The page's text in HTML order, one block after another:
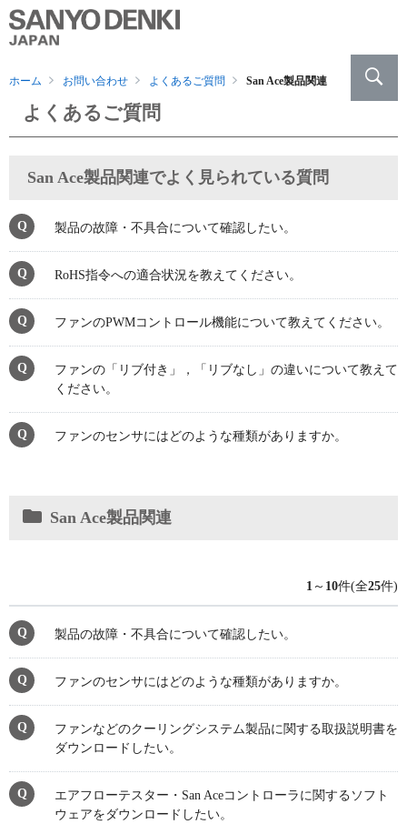
ホーム お問い合わせ よくあるご質問 San Ace製品関連
よくあるご質問
San Ace製品関連でよく見られている質問
製品の故障・不具合について確認したい。
RoHS指令への適合状況を教えてください。
ファンのPWMコントロール機能について教えてください。
ファンの「リブ付き」，「リブなし」の違いについて教えて
ください。
ファンのセンサにはどのような種類がありますか。
San Ace製品関連
1 ～ 10件(全25件)
製品の故障・不具合について確認したい。
ファンのセンサにはどのような種類がありますか。
ファンなどのクーリングシステム製品に関する取扱説明書を
ダウンロードしたい。
エアフローテスター・San Aceコントローラに関するソフト
ウェアをダウンロードしたい。